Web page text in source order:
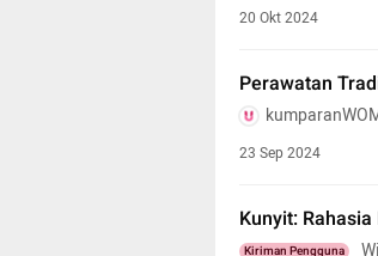
20 Okt 2024
Perawatan
23 Sep 2024
Kunyit:
Kiriman Pengguna